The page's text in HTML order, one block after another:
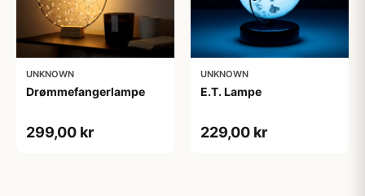
UNKNOWN
Drømmefangerlampe
299,00 kr
UNKNOWN
E.T. Lampe
229,00 kr